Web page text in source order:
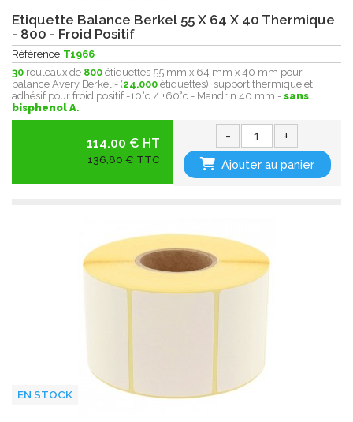
Etiquette Balance Berkel 55 X 64 X 40 Thermique
- 800 - Froid Positif
Référence T1966
30 rouleaux de 800 étiquettes 55 mm x 64 mm x 40 mm pour
balance Avery Berkel - (24.000 étiquettes) support thermique et
adhésif pour froid positif -10°c / +60°c - Mandrin 40 mm - sans
bisphenol A.
114.00 € HT
136,80 € TTC
- +
Ajouter au panier
EN STOCK